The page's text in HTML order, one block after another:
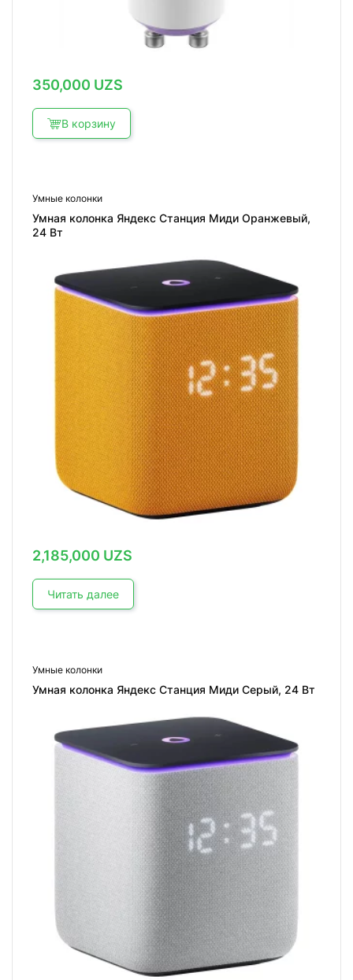
350,000 UZS
В корзину
Умные колонки
Умная колонка Яндекс Станция Миди Оранжевый,
24 Вт
2,185,000 UZS
Читать далее
Умные колонки
Умная колонка Яндекс Станция Миди Серый, 24 Вт